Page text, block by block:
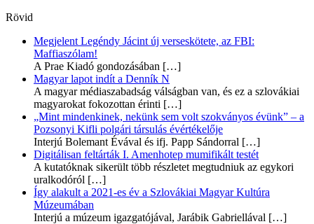
Rövid
Megjelent Legéndy Jácint új verseskötete, az FBI:
Maffiaszólam!
A Prae Kiadó gondozásában […]
Magyar lapot indít a Denník N
A magyar médiaszabadság válságban van, és ez a szlovákiai
magyarokat fokozottan érinti […]
„Mint mindenkinek, nekünk sem volt szokványos évünk” – a
Pozsonyi Kifli polgári társulás évértékelője
Interjú Bolemant Évával és ifj. Papp Sándorral […]
Digitálisan feltárták I. Amenhotep mumifikált testét
A kutatóknak sikerült több részletet megtudniuk az egykori
uralkodóról […]
Így alakult a 2021-es év a Szlovákiai Magyar Kultúra
Múzeumában
Interjú a múzeum igazgatójával, Jarábik Gabriellával […]